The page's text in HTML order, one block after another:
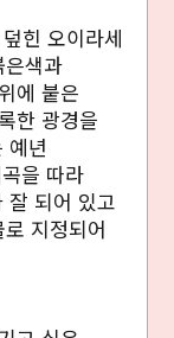
힌 오이라세
색과
에 붙은
한 광경을
예년
을 따라
잘 되어 있고
지정되어